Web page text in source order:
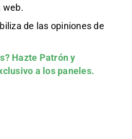
web.
de las opiniones de
Hazte Patróny
a los paneles.